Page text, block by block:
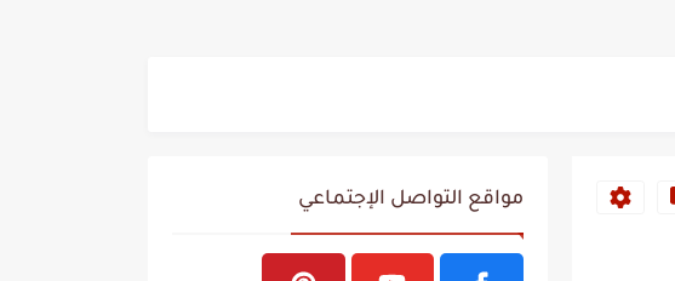
مواقع التواصل الإجتماعي